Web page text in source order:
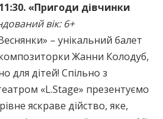
«Пригоди дівчинки
вік: 6+
– унікальний балет
композиторки Жанни Колодуб,
для дітей! Спільно з
«L.Stage» презентуємо
яскраве дійство, яке,